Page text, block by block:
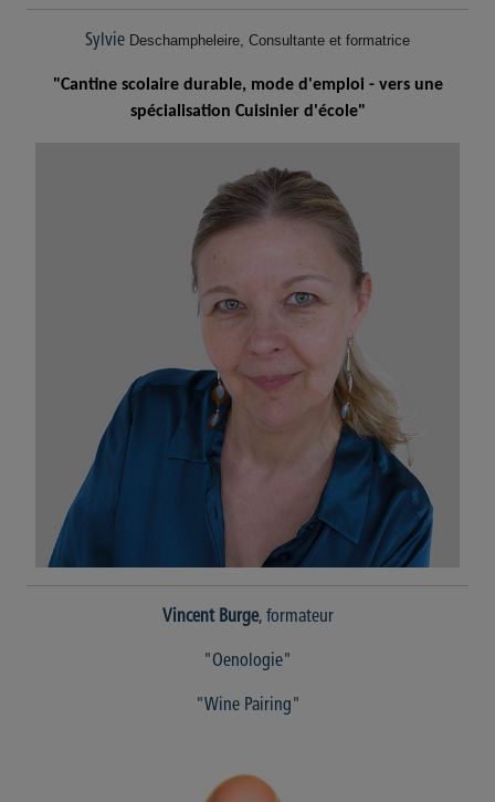
Sylvie Deschampheleire, Consultante et formatrice
"Cantine scolaire durable, mode d'emploi - vers une
spécialisation Cuisinier d'école"
Vincent Burge, formateur
"Oenologie"
"Wine Pairing"